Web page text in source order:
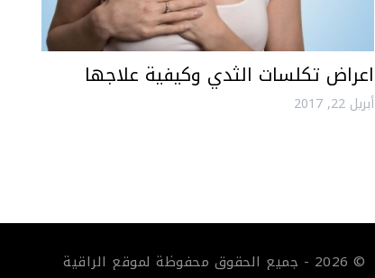
اعراض تكلسات الثدي وكيفية علاجها
أبريل 22, 2017
© 2026 - جميع الحقوق محفوظة لموقع الراقية